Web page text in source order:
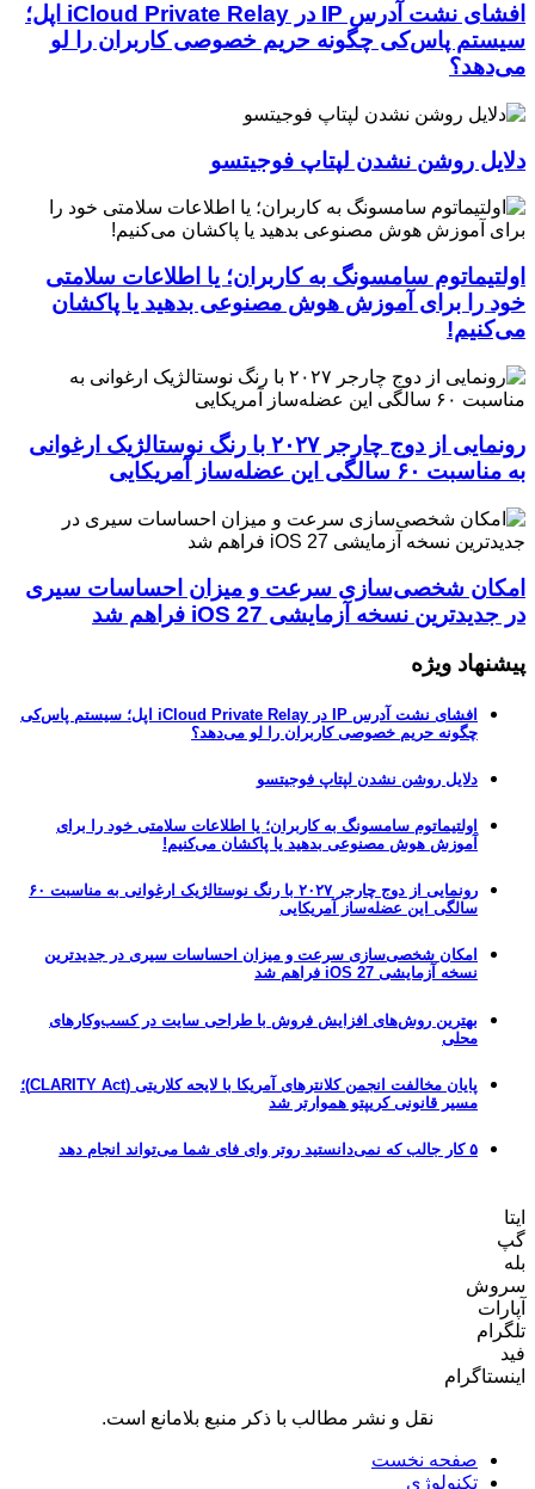
افشای نشت آدرس IP در iCloud Private Relay اپل؛
سیستم پاس‌کی چگونه حریم خصوصی کاربران را لو
می‌دهد؟
دلایل روشن نشدن لپتاپ فوجیتسو
اولتیماتوم سامسونگ به کاربران؛ یا اطلاعات سلامتی
خود را برای آموزش هوش مصنوعی بدهید یا پاکشان
می‌کنیم!
رونمایی از دوج چارجر ۲۰۲۷ با رنگ نوستالژیک ارغوانی
به مناسبت ۶۰ سالگی این عضله‌ساز آمریکایی
امکان شخصی‌سازی سرعت و میزان احساسات سیری
در جدیدترین نسخه آزمایشی iOS 27 فراهم شد
پیشنهاد ویژه
افشای نشت آدرس IP در iCloud Private Relay اپل؛ سیستم پاس‌کی
چگونه حریم خصوصی کاربران را لو می‌دهد؟
دلایل روشن نشدن لپتاپ فوجیتسو
اولتیماتوم سامسونگ به کاربران؛ یا اطلاعات سلامتی خود را برای
آموزش هوش مصنوعی بدهید یا پاکشان می‌کنیم!
رونمایی از دوج چارجر ۲۰۲۷ با رنگ نوستالژیک ارغوانی به مناسبت ۶۰
سالگی این عضله‌ساز آمریکایی
امکان شخصی‌سازی سرعت و میزان احساسات سیری در جدیدترین
نسخه آزمایشی iOS 27 فراهم شد
بهترین روش‌های افزایش فروش با طراحی سایت در کسب‌وکارهای
محلی
پایان مخالفت انجمن کلانترهای آمریکا با لایحه کلاریتی (CLARITY Act)؛
مسیر قانونی کریپتو هموارتر شد
۵ کار جالب که نمی‌دانستید روتر وای فای شما می‌تواند انجام دهد
ایتا
گپ
بله
سروش
آپارات
تلگرام
فید
اینستاگرام
نقل و نشر مطالب با ذکر منبع بلامانع است.
صفحه نخست
تکنولوژی